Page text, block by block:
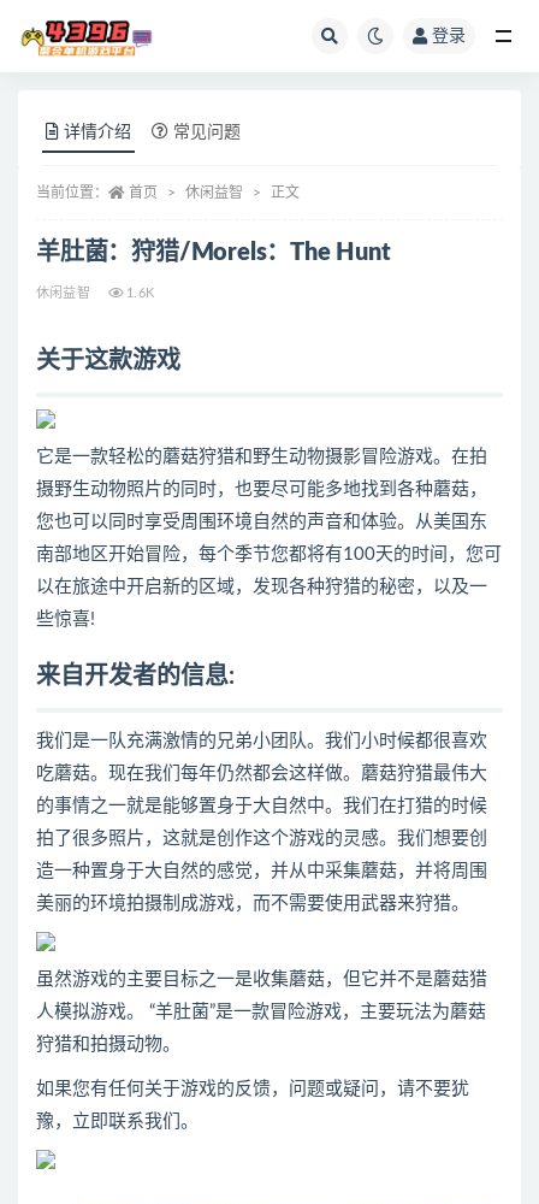
登录
详情介绍 常见问题
当前位置： 首页 休闲益智 正文
羊肚菌：狩猎/Morels：The Hunt
休闲益智 1.6K
关于这款游戏
它是一款轻松的蘑菇狩猎和野生动物摄影冒险游戏。在拍
摄野生动物照片的同时，也要尽可能多地找到各种蘑菇，
您也可以同时享受周围环境自然的声音和体验。从美国东
南部地区开始冒险，每个季节您都将有100天的时间，您可
以在旅途中开启新的区域，发现各种狩猎的秘密，以及一
些惊喜!
来自开发者的信息:
我们是一队充满激情的兄弟小团队。我们小时候都很喜欢
吃蘑菇。现在我们每年仍然都会这样做。蘑菇狩猎最伟大
的事情之一就是能够置身于大自然中。我们在打猎的时候
拍了很多照片，这就是创作这个游戏的灵感。我们想要创
造一种置身于大自然的感觉，并从中采集蘑菇，并将周围
美丽的环境拍摄制成游戏，而不需要使用武器来狩猎。
虽然游戏的主要目标之一是收集蘑菇，但它并不是蘑菇猎
人模拟游戏。 “羊肚菌”是一款冒险游戏，主要玩法为蘑菇
狩猎和拍摄动物。
如果您有任何关于游戏的反馈，问题或疑问，请不要犹
豫，立即联系我们。